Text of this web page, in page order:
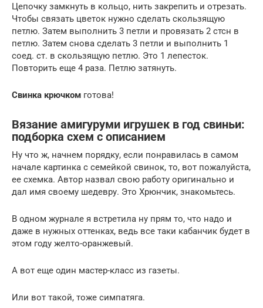
Цепочку замкнуть в кольцо, нить закрепить и отрезать.
Чтобы связать цветок нужно сделать скользящую
петлю. Затем выполнить 3 петли и провязать 2 стсн в
петлю. Затем снова сделать 3 петли и выполнить 1
соед. ст. в скользящую петлю. Это 1 лепесток.
Повторить еще 4 раза. Петлю затянуть.
Свинка крючком готова!
Вязание амигуруми игрушек в год свиньи:
подборка схем с описанием
Ну что ж, начнем порядку, если понравилась в самом
начале картинка с семейкой свинок, то, вот пожалуйста,
ее схемка. Автор назвал свою работу оригинально и
дал имя своему шедевру. Это Хрюнчик, знакомьтесь.
В одном журнале я встретила ну прям то, что надо и
даже в нужных оттенках, ведь все таки кабанчик будет в
этом году желто-оранжевый.
А вот еще один мастер-класс из газеты.
Или вот такой, тоже симпатяга.